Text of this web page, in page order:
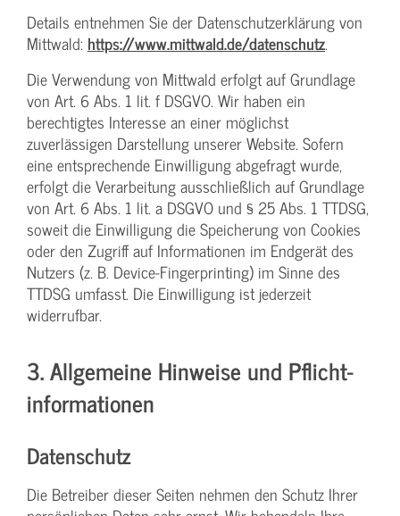
Details entnehmen Sie der Datenschutzerklärung von
Mittwald: https://www.mittwald.de/datenschutz.
Die Verwendung von Mittwald erfolgt auf Grundlage
von Art. 6 Abs. 1 lit. f DSGVO. Wir haben ein
berechtigtes Interesse an einer möglichst
zuverlässigen Darstellung unserer Website. Sofern
eine entsprechende Einwilligung abgefragt wurde,
erfolgt die Verarbeitung ausschließlich auf Grundlage
von Art. 6 Abs. 1 lit. a DSGVO und § 25 Abs. 1 TTDSG,
soweit die Einwilligung die Speicherung von Cookies
oder den Zugriff auf Informationen im Endgerät des
Nutzers (z. B. Device-Fingerprinting) im Sinne des
TTDSG umfasst. Die Einwilligung ist jederzeit
widerrufbar.
3. Allgemeine Hinweise und Pflicht­
informationen
Datenschutz
Die Betreiber dieser Seiten nehmen den Schutz Ihrer